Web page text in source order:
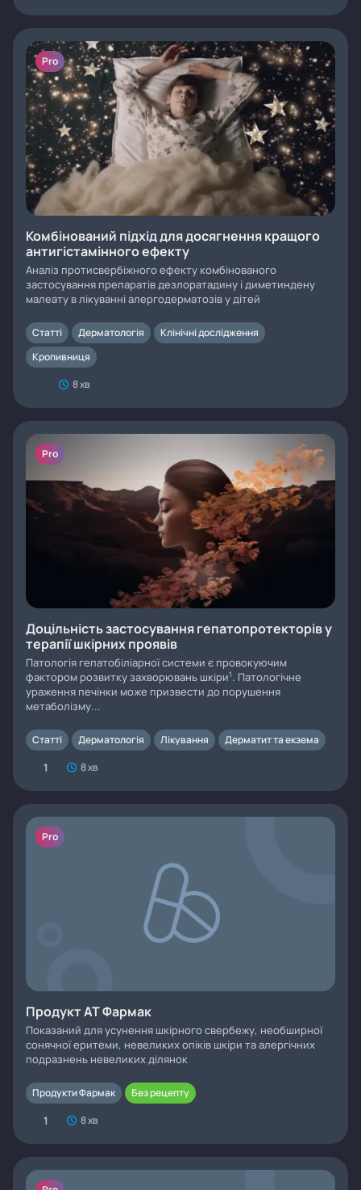
Pro
Комбінований підхід для досягнення кращого
антигістамінного ефекту
Аналіз протисвербіжного ефекту комбінованого
застосування препаратів дезлоратадину і диметиндену
малеату в лікуванні алергодерматозів у дітей
Статті Дерматологія
Клінічні дослідження
Кропивниця
8 хв
Pro
Доцільність застосування гепатопротекторів у
терапії шкірних проявів
Патологія гепатобіліарної системи є провокуючим
фактором розвитку захворювань шкіри1. Патологічне
ураження печінки може призвести до порушення
метаболізму...
Статті Дерматологія Лікування Дерматит та екзема
1 8 хв
Pro
Продукт АТ Фармак
Показаний для усунення шкірного свербежу, необширної
сонячної еритеми, невеликих опіків шкіри та алергічних
подразнень невеликих ділянок
Продукти Фармак Без рецепту
1 8 хв